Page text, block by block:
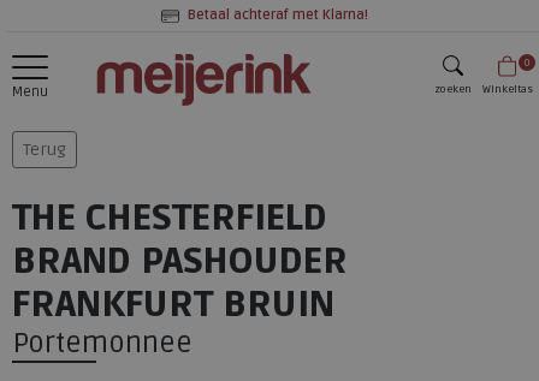
Betaal achteraf met Klarna!
Menu zoeken
0
Winkeltas
Terug
THE CHESTERFIELD
BRAND PASHOUDER
FRANKFURT BRUIN
Portemonnee